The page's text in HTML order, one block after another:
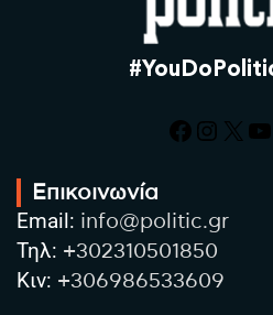
X
Επικοινωνία
Email: info@politic.gr
Τηλ: +302310501850
Κιν: +306986533609